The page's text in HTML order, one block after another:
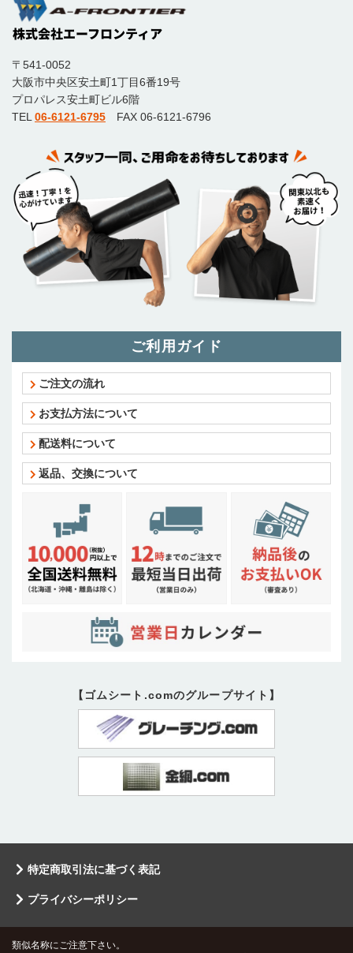
〒541-0052
大阪市中央区安土町1丁目6番19号
プロパレス安土町ビル6階
TEL 06-6121-6795 FAX 06-6121-6796
ご利用ガイド
ご注文の流れ
お支払方法について
配送料について
返品、交換について
【ゴムシート.comのグループサイト】
特定商取引法に基づく表記
プライバシーポリシー
類似名称にご注意下さい。